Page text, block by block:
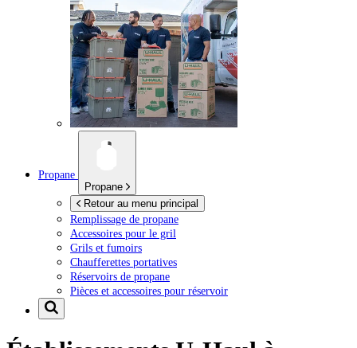
Propane
Propane
Retour au menu principal
Remplissage de propane
Accessoires pour le gril
Grils et fumoirs
Chaufferettes portatives
Réservoirs de propane
Pièces et accessoires pour réservoir